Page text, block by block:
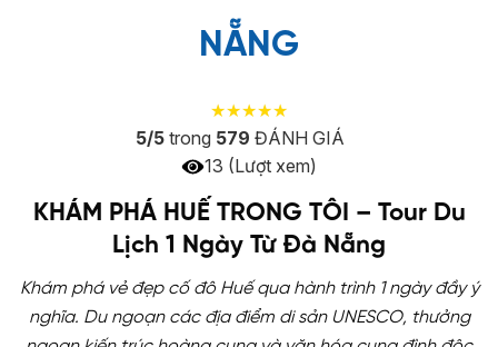
NẴNG
5/5 trong 579 ĐÁNH GIÁ
13 (Lượt xem)
KHÁM PHÁ HUẾ TRONG TÔI – Tour Du
Lịch 1 Ngày Từ Đà Nẵng
Khám phá vẻ đẹp cố đô Huế qua hành trình 1 ngày đầy ý
nghĩa. Du ngoạn các địa điểm di sản UNESCO, thưởng